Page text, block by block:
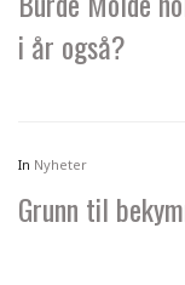
i år også?
In Nyheter
Grunn til